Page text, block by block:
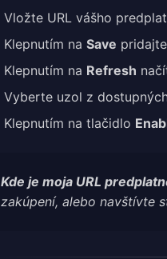
Vložte URL vášho
Klepnutím na Save
Klepnutím na Refresh
Vyberte uzol z
Klepnutím na tlačidlo
Kde je moja URL
zakúpení, alebo navštívte